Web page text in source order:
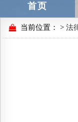
首页
当前位置： > 法